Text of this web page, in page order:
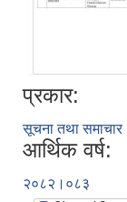
प्रकार:
सूचना तथा समाचार
आर्थिक वर्ष:
२०८२।०८३